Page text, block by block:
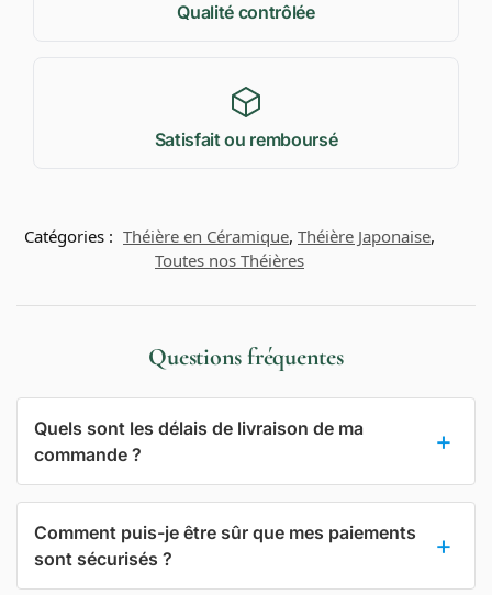
Qualité contrôlée
Satisfait ou remboursé
Catégories : Théière en Céramique, Théière Japonaise,
Toutes nos Théières
Questions fréquentes
Quels sont les délais de livraison de ma
commande ?
Comment puis-je être sûr que mes paiements
sont sécurisés ?